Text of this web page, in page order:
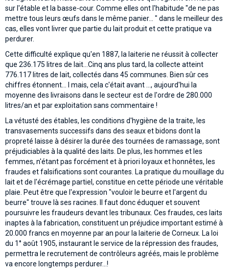
sur l'étable et la basse-cour. Comme elles ont l'habitude "de ne pas
mettre tous leurs œufs dans le même panier... " dans le meilleur des
cas, elles vont livrer que partie du lait produit et cette pratique va
perdurer.
Cette difficulté explique qu'en 1887, la laiterie ne réussit à collecter
que 236.175 litres de lait...Cinq ans plus tard, la collecte atteint
776.117 litres de lait, collectés dans 45 communes. Bien sûr ces
chiffres étonnent... l mais, cela c'était avant ..., aujourd'hui la
moyenne des livraisons dans le secteur est de l'ordre de 280.000
litres/an et par exploitation sans commentaire !
La vétusté des étables, les conditions d'hygiène de la traite, les
transvasements successifs dans des seaux et bidons dont la
propreté laisse à désirer la durée des tournées de ramassage, sont
préjudiciables à la qualité des laits. De plus, les hommes et les
femmes, n'étant pas forcément et à priori loyaux et honnêtes, les
fraudes et falsifications sont courantes. La pratique du mouillage du
lait et de l'écrémage partiel, constitue en cette période une véritable
plaie. Peut être que l'expression "vouloir le beurre et l'argent du
beurre" trouve là ses racines. ll faut donc éduquer et souvent
poursuivre les fraudeurs devant les tribunaux. Ces fraudes, ces laits
inaptes à la fabrication, constituent un préjudice important estimé à
20.000 francs en moyenne par an pour la laiterie de Corneux. La loi
du 1° août 1905, instaurant le service de la répression des fraudes,
permettra le recrutement de contrôleurs agréés, mais le problème
va encore longtemps perdurer...!